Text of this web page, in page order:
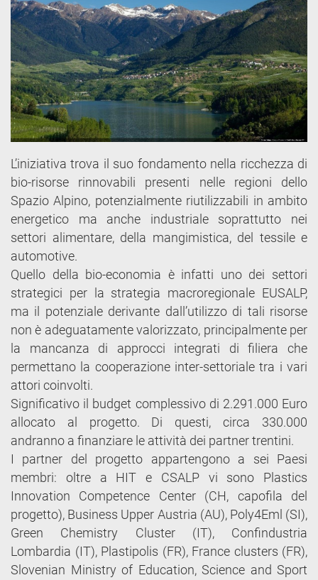
L’iniziativa trova il suo fondamento nella ricchezza di
bio-risorse rinnovabili presenti nelle regioni dello
Spazio Alpino, potenzialmente riutilizzabili in ambito
energetico ma anche industriale soprattutto nei
settori alimentare, della mangimistica, del tessile e
automotive.
Quello della bio-economia è infatti uno dei settori
strategici per la strategia macroregionale EUSALP,
ma il potenziale derivante dall’utilizzo di tali risorse
non è adeguatamente valorizzato, principalmente per
la mancanza di approcci integrati di filiera che
permettano la cooperazione inter-settoriale tra i vari
attori coinvolti.
Significativo il budget complessivo di 2.291.000 Euro
allocato al progetto. Di questi, circa 330.000
andranno a finanziare le attività dei partner trentini.
I partner del progetto appartengono a sei Paesi
membri: oltre a HIT e CSALP vi sono Plastics
Innovation Competence Center (CH, capofila del
progetto), Business Upper Austria (AU), Poly4Eml (SI),
Green Chemistry Cluster (IT), Confindustria
Lombardia (IT), Plastipolis (FR), France clusters (FR),
Slovenian Ministry of Education, Science and Sport